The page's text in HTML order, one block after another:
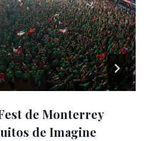
de Monterrey
de Imagine